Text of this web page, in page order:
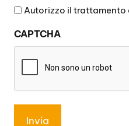
l'informativa
privacy
Autorizzo il trattamento
CAPTCHA